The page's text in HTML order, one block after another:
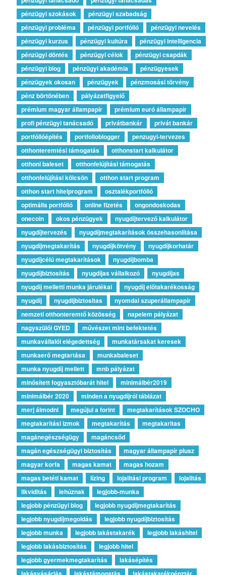
pénzügyi szokások
pénzügyi szabadság
pénzügyi probléma
pénzügyi portfólió
pénzügyi nevelés
pénzügyi kurzus
pénzügyi kultúra
pénzügyi intelligencia
pénzügyi döntés
pénzügyi célok
pénzügyi csapdák
pénzügyi blog
pénzügyi akadémia
pénzügyesek
pénzügyek okosan
pénzügyek
pénzmosási törvény
pénz börtönében
pályázatfigyelő
prémium magyar állampapír
prémium euró állampapír
profi pénzügyi tanácsadó
privátbankár
privát bankár
portfólióépítés
portfolioblogger
penzugyi-tervezes
otthonteremtési támogatás
otthonstart kalkulátor
otthoni baleset
otthonfelújítási támogatás
otthonfelújítási kölcsön
otthon start program
otthon start hitelprogram
osztalékportfólió
optimális portfólió
online fizetés
ongondoskodas
onecoin
okos pénzügyek
nyugdíjtervező kalkulátor
nyugdíjtervezés
nyugdíjmegtakarítások összehasonlítása
nyugdíjmegtakarítás
nyugdíjkötvény
nyugdíjkorhatár
nyugdíjcélú megtakarítások
nyugdíjbomba
nyugdíjbiztosítás
nyugdíjas vállalkozó
nyugdíjas
nyugdíj melletti munka járulékai
nyugdíj előtakarékosság
nyugdíj
nyugdijbiztositas
nyomdai szuperállampapír
nemzeti otthonteremtő közösség
napelem pályázat
nagyszülői GYED
művészet mint befektetés
munkavállalói elégedettség
munkatársakat keresek
munkaerő megtartása
munkabaleset
munka nyugdíj mellett
mnb pályázat
minősített fogyasztóbarát hitel
minimálbér2019
minimálbér 2020
minden a nyugdíjról táblázat
merj álmodni
megújul a forint
megtakarítások SZOCHO
megtakarítási izmok
megtakarítás
megtakaritas
magánegészségügy
magáncsőd
magán egészségügyi biztosítás
magyar állampapír plusz
magyar korfa
magas kamat
magas hozam
magas betéti kamat
lízing lojalitási program
lojalitás
likviditás
lehúznak
legjobb-munka
legjobb pénzügyi blog
legjobb nyugdíjmegtakarítás
legjobb nyugdíjmegoldás
legjobb nyugdíjbiztosítás
legjobb munka
legjobb lakástakarék
legjobb lakáshitel
legjobb lakásbiztosítás
legjobb hitel
legjobb gyermekmegtakarítás
lakásépítés